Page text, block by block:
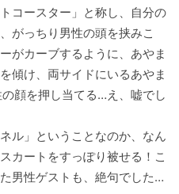
コースター」と称し、自分の
がっちり男性の頭を挟みこ
がカーブするように、あやま
傾け、両サイドにいるあやま
顔を押し当てる…え、嘘でし
ル」ということなのか、なん
カートをすっぽり被せる！こ
男性ゲストも、絶句でした…